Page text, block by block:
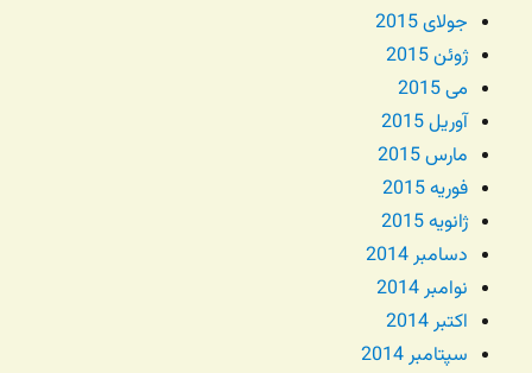
جولای 2015
ژوئن 2015
می 2015
آوریل 2015
مارس 2015
فوریه 2015
ژانویه 2015
دسامبر 2014
نوامبر 2014
اکتبر 2014
سپتامبر 2014